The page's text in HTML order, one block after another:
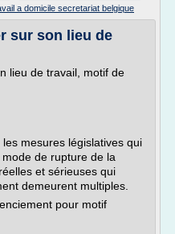
a domicile secretariat belgique
sur son lieu de
lieu de travail, motif de
mesures législatives qui
de rupture de la
et sérieuses qui
demeurent multiples.
pour motif